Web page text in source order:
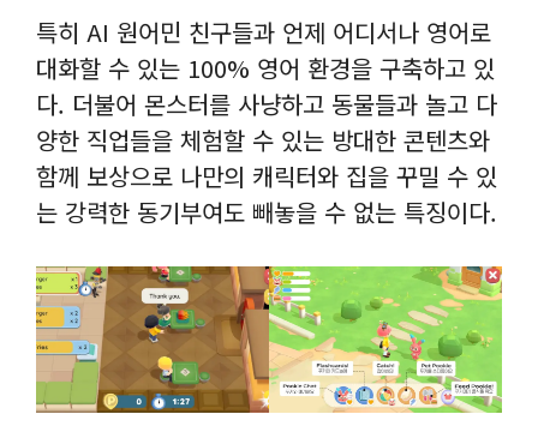
특히 AI 원어민 친구들과 언제 어디서나 영어로
대화할 수 있는 100% 영어 환경을 구축하고 있
다. 더불어 몬스터를 사냥하고 동물들과 놀고 다
양한 직업들을 체험할 수 있는 방대한 콘텐츠와
함께 보상으로 나만의 캐릭터와 집을 꾸밀 수 있
는 강력한 동기부여도 빼놓을 수 없는 특징이다.